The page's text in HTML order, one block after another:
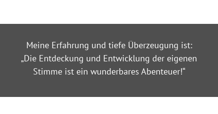
Meine Erfahrung und tiefe Überzeugung ist:
„Die Entdeckung und Entwicklung der eigenen
Stimme ist ein wunderbares Abenteuer!“